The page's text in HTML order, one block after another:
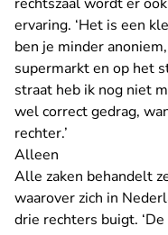
rechtszaal wordt er
ervaring. ‘Het is een
ben je minder
supermarkt en op het
straat heb ik nog niet
wel correct gedrag,
rechter.’
Alleen
Alle zaken behandelt
waarover zich in
drie rechters buigt.